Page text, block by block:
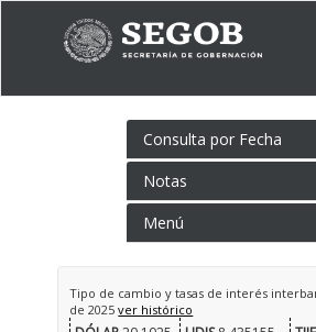
Consulta por Fecha
Notas
Menú
Tipo de cambio y tasas de interés
de 2025ver histórico